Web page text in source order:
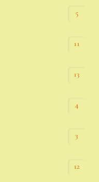
5
11
13
4
3
12